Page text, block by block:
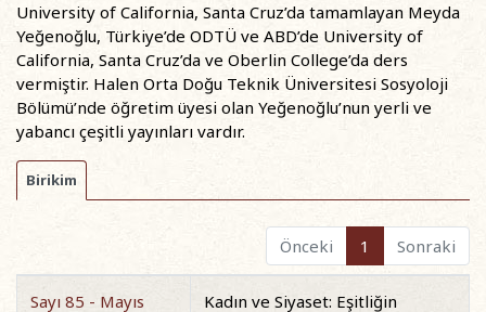
University of California, Santa Cruz’da tamamlayan Meyda
Yeğenoğlu, Türkiye’de ODTÜ ve ABD’de University of
California, Santa Cruz’da ve Oberlin College’da ders
vermiştir. Halen Orta Doğu Teknik Üniversitesi Sosyoloji
Bölümü’nde öğretim üyesi olan Yeğenoğlu’nun yerli ve
yabancı çeşitli yayınları vardır.
Birikim
Önceki 1 Sonraki
Sayı 85 - Mayıs
Kadın ve Siyaset: Eşitliğin